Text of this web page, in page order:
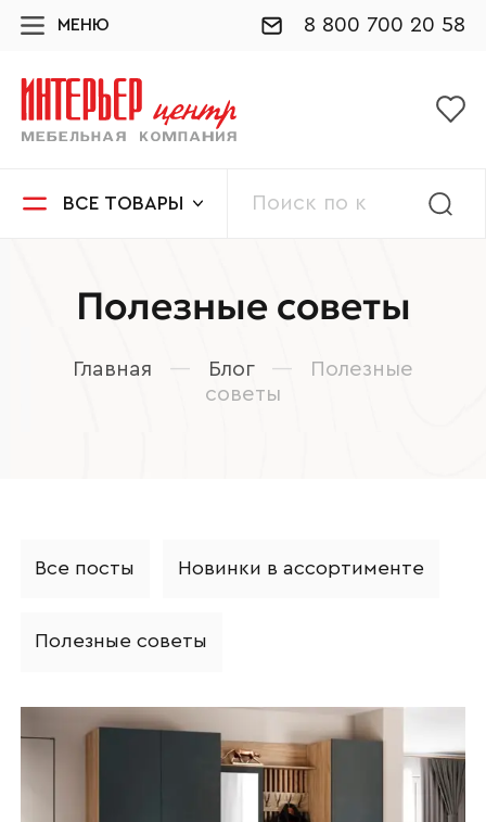
МЕНЮ 8 800 700 20 58
ВСЕ ТОВАРЫ
Полезные советы
Главная — Блог —
Полезные
советы
Все посты Новинки в ассортименте
Полезные советы